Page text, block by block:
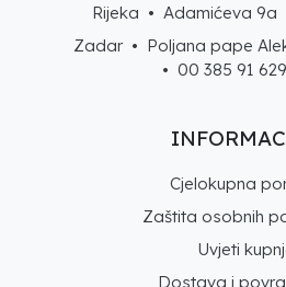
Cjelokupna
Zaštita osobnih
Uvjeti
Dostava i
Rijeka • Adamićeva 9a
Zadar • Poljana pape
• 00 385 91